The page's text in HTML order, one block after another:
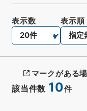
該当件数 10件
表示数 表示順
マークがある